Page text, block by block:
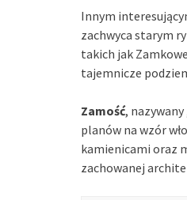
Innym
zachwyca starym
takich jak
tajemnicze
Zamość,
planów na wzór
kamienicami oraz
zachowanej